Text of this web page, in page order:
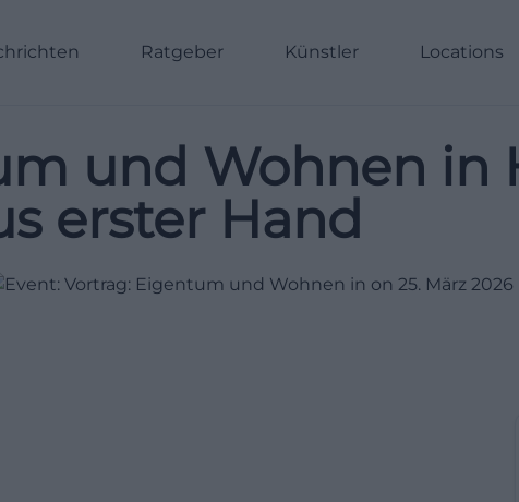
Ratgeber Künstler Locations
und Wohnen in
erster Hand